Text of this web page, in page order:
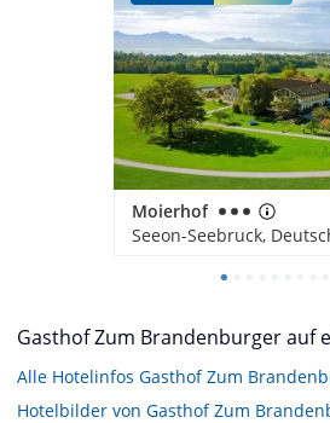
Moierhof
Seeon-Seebruck,
Gasthof Zum Brandenburger auf
Alle Hotelinfos Gasthof Zum
Hotelbilder von Gasthof Zum